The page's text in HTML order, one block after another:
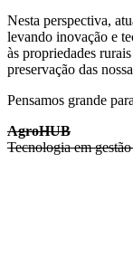
Nesta perspectiva,
levando inovação e
às propriedades
preservação das
Pensamos grande
AgroHUB
Tecnologia em